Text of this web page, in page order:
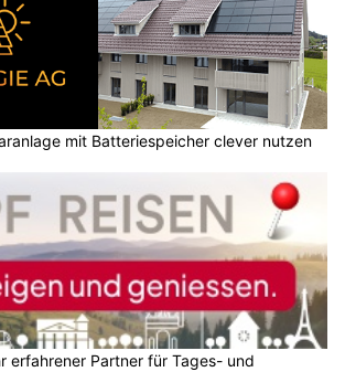
mit Batteriespeicher clever nutzen
erfahrener Partner für Tages- und